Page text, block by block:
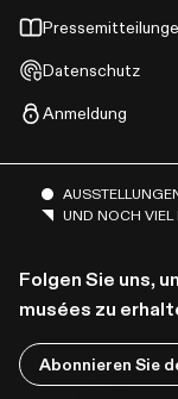
Datenschutz
Anmeldung
UND NOCH VIEL
Folgen Sie uns,
musées zu
Abonnieren Sie